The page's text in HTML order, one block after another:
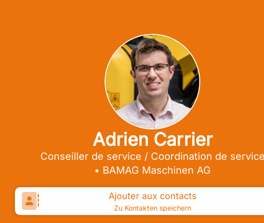
Adrien Carrier
Conseiller de service / Coordination de
• BAMAG Maschinen AG
Ajouter aux contacts
Zu Kontakten speichern